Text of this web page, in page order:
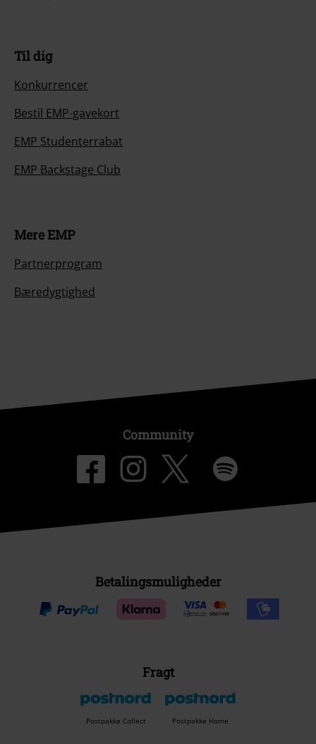
Til dig
Konkurrencer
Bestil EMP-gavekort
EMP Studenterrabat
EMP Backstage Club
Mere EMP
Partnerprogram
Bæredygtighed
Community
Betalingsmuligheder
Fragt
Postpakke Collect Postpakke Home